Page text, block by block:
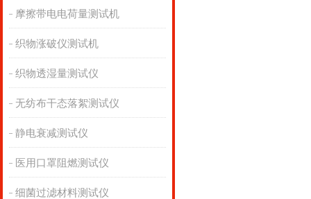
摩擦带电电荷量测试机
织物涨破仪测试机
织物透湿量测试仪
无纺布干态落絮测试仪
静电衰减测试仪
医用口罩阻燃测试仪
细菌过滤材料测试仪